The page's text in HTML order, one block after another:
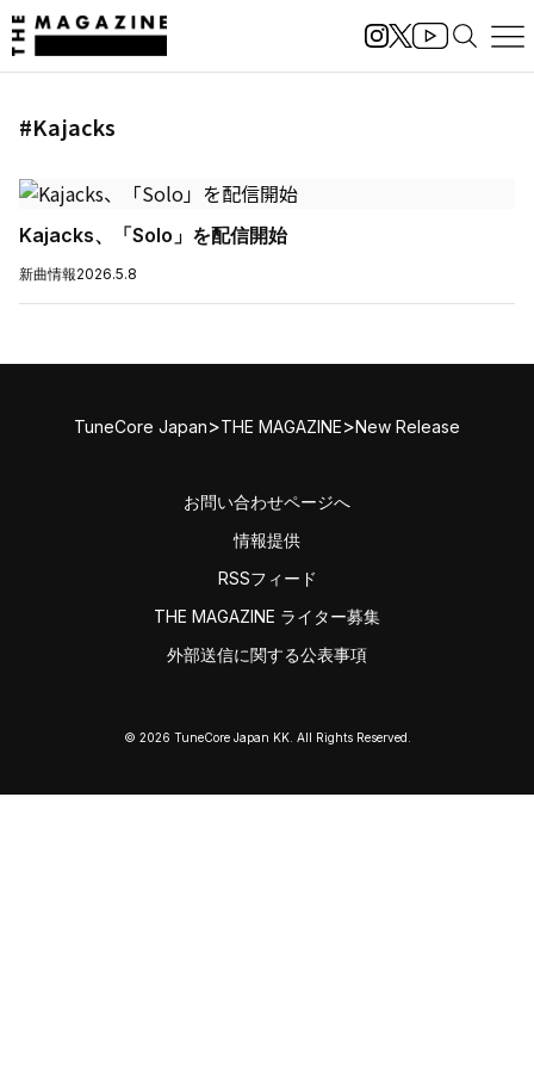
#Kajacks
Kajacks、「Solo」を配信開始
新曲情報2026.5.8
TuneCore Japan>THE MAGAZINE>New Release
お問い合わせページへ
情報提供
RSSフィード
THE MAGAZINE ライター募集
外部送信に関する公表事項
© 2026 TuneCore Japan KK. All Rights Reserved.